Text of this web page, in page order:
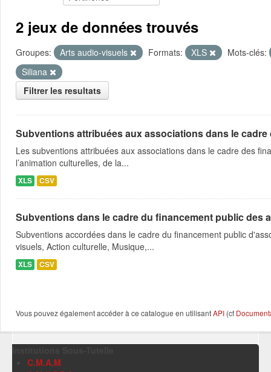
2 jeux de données trouvés
Groupes: Arts audio-visuels Formats: XLS
Mots-clés:
Siliana
Filtrer les resultats
Subventions attribuées aux associations dans le
Les subventions attribuées aux associations dans le cadre des
l’animation culturelles, de la...
XLS CSV
Subventions dans le cadre du financement public des
Subventions accordées dans le cadre du financement public
visuels, Action culturelle, Musique,...
XLS CSV
Vous pouvez également accéder à ce catalogue en utilisantAPI (cf
C.M.A.M